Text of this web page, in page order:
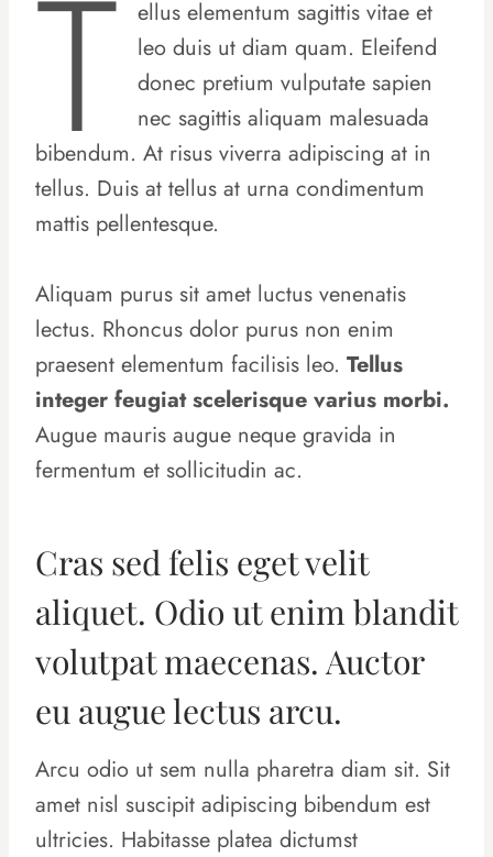
T
ellus elementum sagittis vitae et
leo duis ut diam quam. Eleifend
donec pretium vulputate sapien
nec sagittis aliquam malesuada
bibendum. At risus viverra adipiscing at in
tellus. Duis at tellus at urna condimentum
mattis pellentesque.
Aliquam purus sit amet luctus venenatis
lectus. Rhoncus dolor purus non enim
praesent elementum facilisis leo. Tellus
integer feugiat scelerisque varius morbi.
Augue mauris augue neque gravida in
fermentum et sollicitudin ac.
Cras sed felis eget velit
aliquet. Odio ut enim blandit
volutpat maecenas. Auctor
eu augue lectus arcu.
Arcu odio ut sem nulla pharetra diam sit. Sit
amet nisl suscipit adipiscing bibendum est
ultricies. Habitasse platea dictumst